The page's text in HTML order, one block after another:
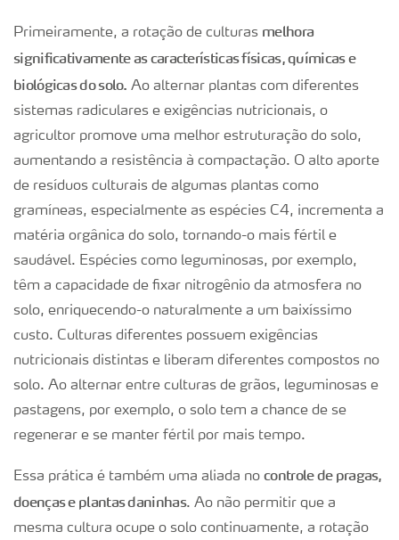
Primeiramente, a rotação de culturas melhora
significativamente as características físicas, químicas e
biológicas do solo. Ao alternar plantas com diferentes
sistemas radiculares e exigências nutricionais, o
agricultor promove uma melhor estruturação do solo,
aumentando a resistência à compactação. O alto aporte
de resíduos culturais de algumas plantas como
gramíneas, especialmente as espécies C4, incrementa a
matéria orgânica do solo, tornando-o mais fértil e
saudável. Espécies como leguminosas, por exemplo,
têm a capacidade de fixar nitrogênio da atmosfera no
solo, enriquecendo-o naturalmente a um baixíssimo
custo. Culturas diferentes possuem exigências
nutricionais distintas e liberam diferentes compostos no
solo. Ao alternar entre culturas de grãos, leguminosas e
pastagens, por exemplo, o solo tem a chance de se
regenerar e se manter fértil por mais tempo.
Essa prática é também uma aliada no controle de pragas,
doenças e plantas daninhas. Ao não permitir que a
mesma cultura ocupe o solo continuamente, a rotação